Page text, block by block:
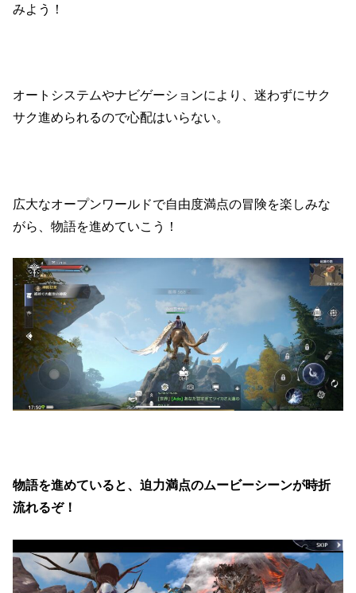
みよう！
オートシステムやナビゲーションにより、迷わずにサク
サク進められるので心配はいらない。
広大なオープンワールドで自由度満点の冒険を楽しみな
がら、物語を進めていこう！
物語を進めていると、迫力満点のムービーシーンが時折
流れるぞ！